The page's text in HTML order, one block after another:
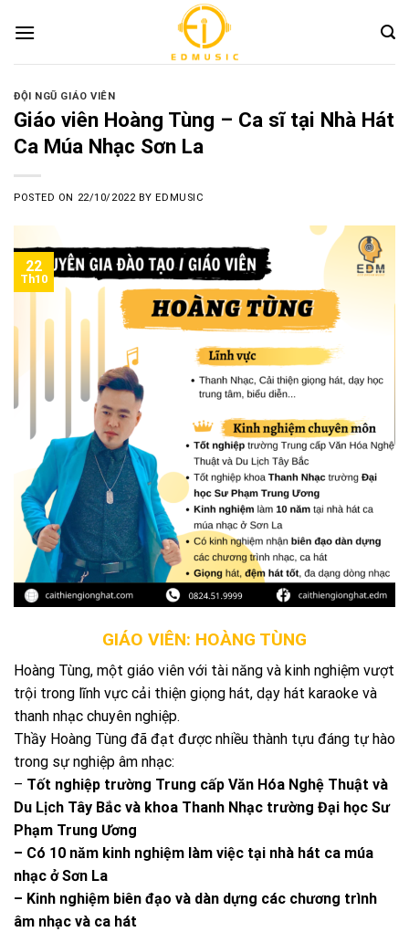
ĐỘI NGŨ GIÁO VIÊN
Giáo viên Hoàng Tùng – Ca sĩ tại Nhà Hát
Ca Múa Nhạc Sơn La
POSTED ON 22/10/2022 BYEDMUSIC
22
Th10
GIÁO VIÊN: HOÀNG TÙNG
Hoàng Tùng, một giáo viên với tài năng và kinh nghiệm vượt
trội trong lĩnh vực cải thiện giọng hát, dạy hát karaoke và
thanh nhạc chuyên nghiệp.
Thầy Hoàng Tùng đã đạt được nhiều thành tựu đáng tự hào
trong sự nghiệp âm nhạc:
– Tốt nghiệp trường Trung cấp Văn Hóa Nghệ Thuật và
Du Lịch Tây Bắc và khoa Thanh Nhạc trường Đại học Sư
Phạm Trung Ương
– Có 10 năm kinh nghiệm làm việc tại nhà hát ca múa
nhạc ở Sơn La
– Kinh nghiệm biên đạo và dàn dựng các chương trình
âm nhạc và ca hát